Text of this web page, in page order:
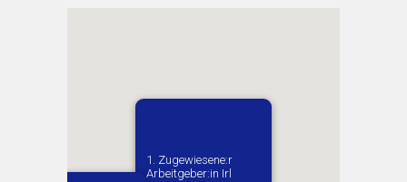
1. Zugewiesene:r
Arbeitgeber:in​ Irl